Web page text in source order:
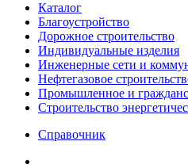
Каталог
Благоустройство
Дорожное строительство
Индивидуальные изделия
Инженерные сети и
Нефтегазовое
Промышленное и
Строительство
Справочник